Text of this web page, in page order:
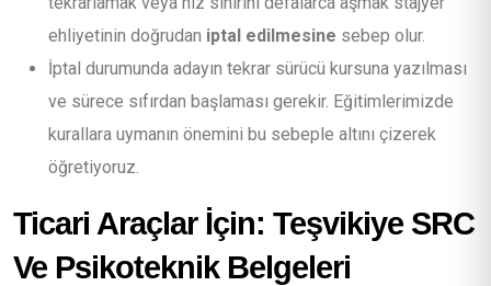
ehliyetinin doğrudan iptal edilmesine sebep olur.
İptal durumunda adayın tekrar sürücü kursuna yazılması
ve sürece sıfırdan başlaması gerekir. Eğitimlerimizde
kurallara uymanın önemini bu sebeple altını çizerek
öğretiyoruz.
Ticari Araçlar İçin: Teşvikiye SRC
Ve Psikoteknik Belgeleri